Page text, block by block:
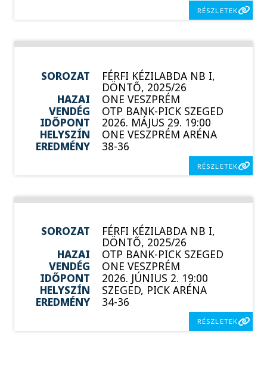
RÉSZLETEK
SOROZAT FÉRFI KÉZILABDA NB I,
DÖNTŐ, 2025/26
HAZAI
ONE VESZPRÉM
VENDÉG
OTP BANK-PICK SZEGED
IDŐPONT
2026. MÁJUS 29. 19:00
HELYSZÍN
ONE VESZPRÉM ARÉNA
EREDMÉNY
38-36
RÉSZLETEK
SOROZAT FÉRFI KÉZILABDA NB I,
DÖNTŐ, 2025/26
HAZAI
OTP BANK-PICK SZEGED
VENDÉG
ONE VESZPRÉM
IDŐPONT
2026. JÚNIUS 2. 19:00
HELYSZÍN
SZEGED, PICK ARÉNA
EREDMÉNY
34-36
RÉSZLETEK